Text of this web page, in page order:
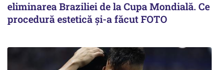
eliminarea Braziliei de la Cupa Mondială. Ce
procedură estetică și-a făcut FOTO